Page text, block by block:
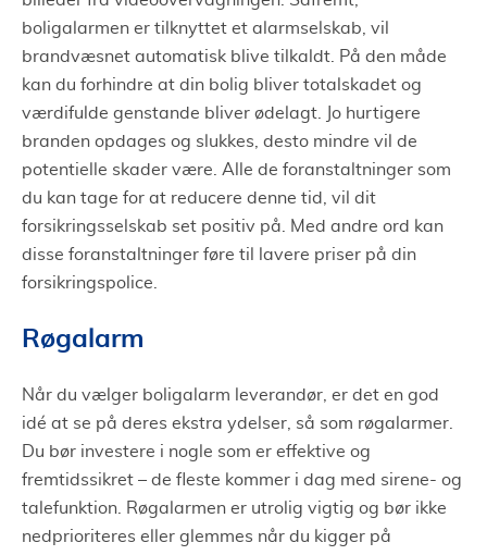
boligalarmen er tilknyttet et alarmselskab, vil
brandvæsnet automatisk blive tilkaldt. På den måde
kan du forhindre at din bolig bliver totalskadet og
værdifulde genstande bliver ødelagt. Jo hurtigere
branden opdages og slukkes, desto mindre vil de
potentielle skader være. Alle de foranstaltninger som
du kan tage for at reducere denne tid, vil dit
forsikringsselskab set positiv på. Med andre ord kan
disse foranstaltninger føre til lavere priser på din
forsikringspolice.
Røgalarm
Når du vælger boligalarm leverandør, er det en god
idé at se på deres ekstra ydelser, så som røgalarmer.
Du bør investere i nogle som er effektive og
fremtidssikret – de fleste kommer i dag med sirene- og
talefunktion. Røgalarmen er utrolig vigtig og bør ikke
nedprioriteres eller glemmes når du kigger på